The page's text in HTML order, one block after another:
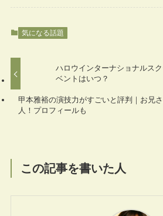
気になる話題
ハロウインターナショナルス
ベントはいつ？
甲本雅裕の演技力がすごいと評判｜お兄
人！プロフィールも
この記事を書いた人